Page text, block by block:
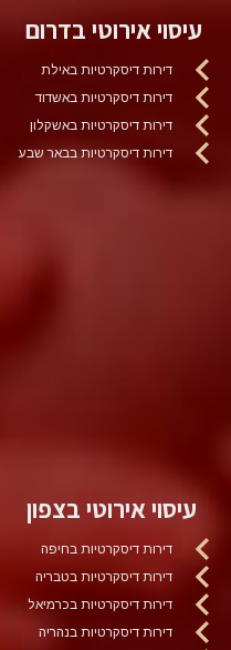
עיסוי אירוטי בדרום
דירות דיסקרטיות באילת
דירות דיסקרטיות באשדוד
דירות דיסקרטיות באשקלון
דירות דיסקרטיות בבאר שבע
עיסוי אירוטי בצפון
דירות דיסקרטיות בחיפה
דירות דיסקרטיות בטבריה
דירות דיסקרטיות בכרמיאל
דירות דיסקרטיות בנהריה